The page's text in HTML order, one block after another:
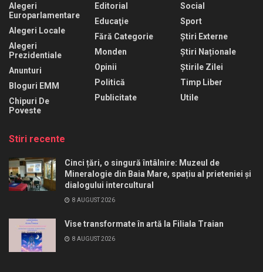
Alegeri
Europarlamentare
Alegeri Locale
Alegeri
Prezidentiale
Anunturi
Bloguri EMM
Chipuri De
Poveste
Editorial
Educaţie
Fără Categorie
Monden
Opinii
Politică
Publicitate
Social
Sport
Știri Externe
Știri Naționale
Știrile Zilei
Timp Liber
Utile
Stiri recente
Cinci țări, o singură întâlnire: Muzeul de
Mineralogie din Baia Mare, spațiu al prieteniei și
dialogului intercultural
8 AUGUST 2026
Vise transformate în artă la Filiala Traian
8 AUGUST 2026